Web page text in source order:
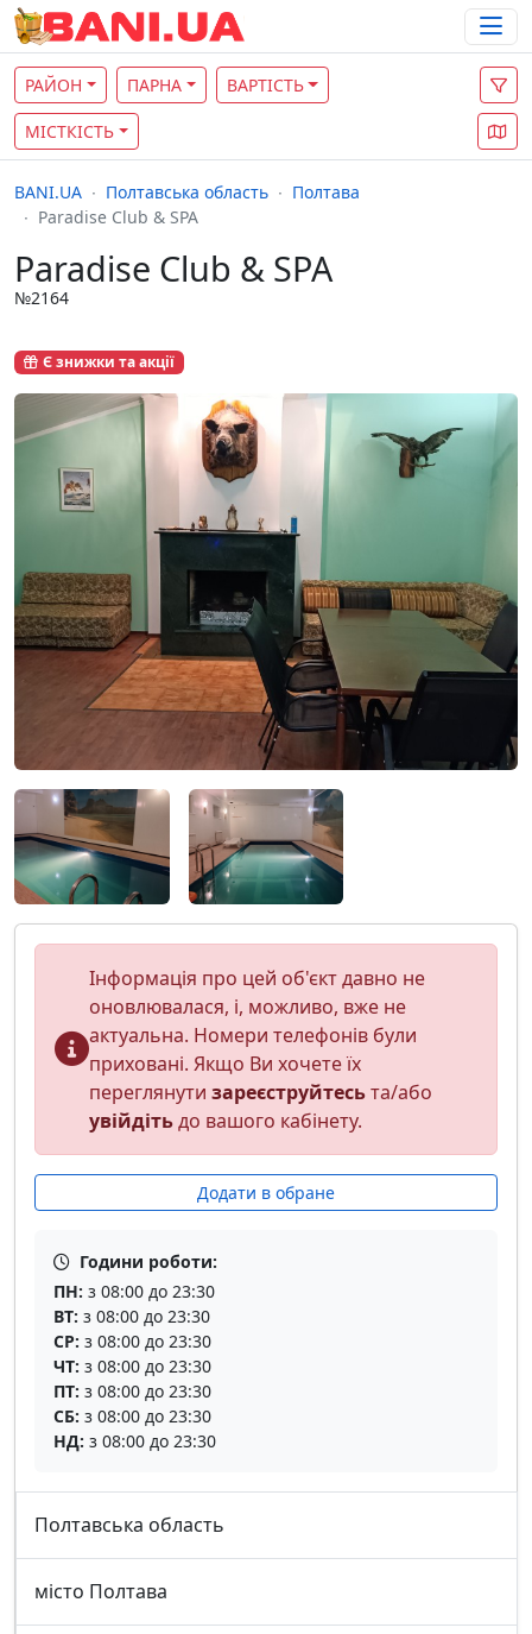
РАЙОН ПАРНА ВАРТІСТЬ
МІСТКІСТЬ
BANI.UA Полтавська область
Полтава
Paradise Club & SPA
Paradise Club & SPA
№2164
Є знижки та акції
Інформація про цей об'єкт давно не
оновлювалася, і, можливо, вже не
актуальна. Номери телефонів були
приховані. Якщо Ви хочете їх
переглянути зареєструйтесьта/або
увійдітьдо вашого кабінету.
Додати в обране
Години роботи:
ПН: з 08:00 до 23:30
ВТ: з 08:00 до 23:30
СР: з 08:00 до 23:30
ЧТ: з 08:00 до 23:30
ПТ: з 08:00 до 23:30
СБ: з 08:00 до 23:30
НД: з 08:00 до 23:30
Полтавська область
місто Полтава